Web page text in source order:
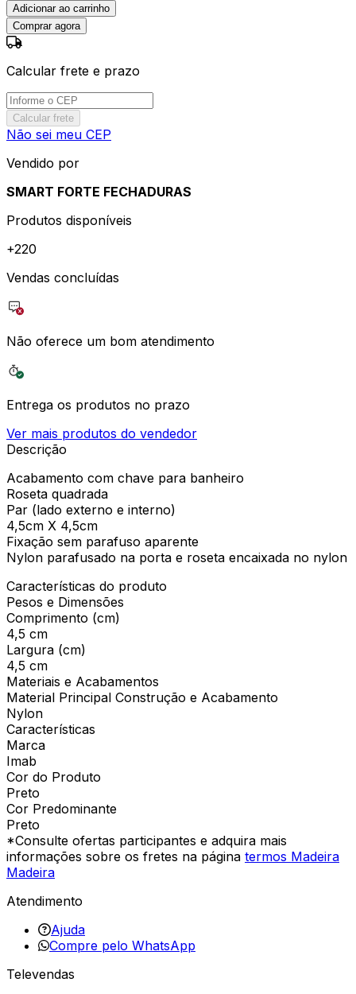
Adicionar ao carrinho
Comprar agora
Calcular frete e prazo
Calcular frete
Não sei meu CEP
Vendido por
SMART FORTE FECHADURAS
Produtos disponíveis
+220
Vendas concluídas
Não oferece um bom atendimento
Entrega os produtos no prazo
Ver mais produtos do vendedor
Descrição
Acabamento com chave para banheiro
Roseta quadrada
Par (lado externo e interno)
4,5cm X 4,5cm
Fixação sem parafuso aparente
Nylon parafusado na porta e roseta encaixada no nylon
Características do produto
Pesos e Dimensões
Comprimento (cm)
4,5 cm
Largura (cm)
4,5 cm
Materiais e Acabamentos
Material Principal Construção e Acabamento
Nylon
Características
Marca
Imab
Cor do Produto
Preto
Cor Predominante
Preto
*Consulte ofertas participantes e adquira mais
informações sobre os fretes na página termos Madeira
Madeira
Atendimento
Ajuda
Compre pelo WhatsApp
Televendas